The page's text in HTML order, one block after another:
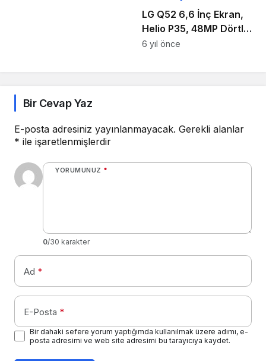
LG Q52 6,6 İnç Ekran,
Helio P35, 48MP Dörtlü
Kamera ve 4.000mAh
6 yıl önce
Bir Cevap Yaz
E-posta adresiniz yayınlanmayacak. Gerekli alanlar
* ile işaretlenmişlerdir
YORUMUNUZ *
0/30 karakter
Ad *
E-Posta *
Bir dahaki sefere yorum yaptığımda kullanılmak üzere adımı, e-
posta adresimi ve web site adresimi bu tarayıcıya kaydet.